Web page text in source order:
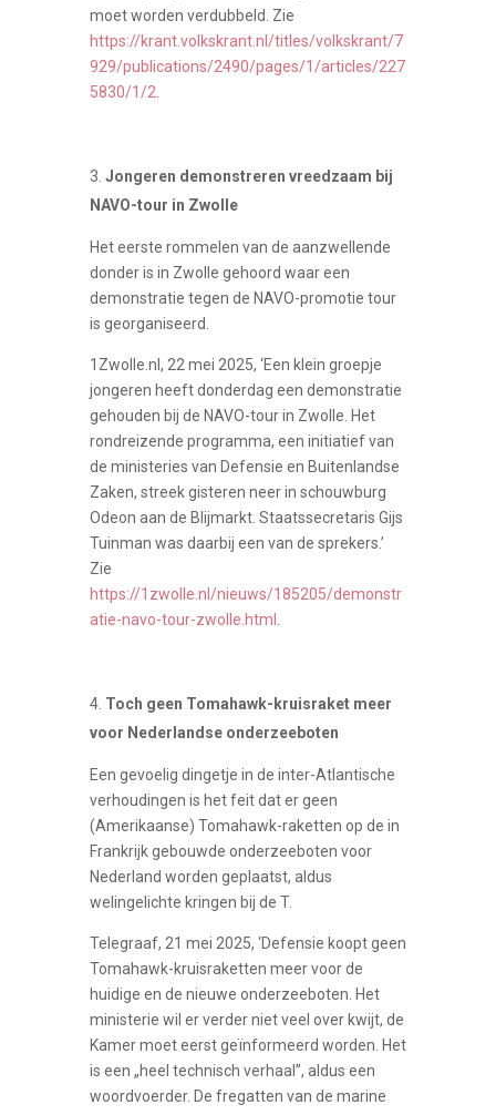
moet worden verdubbeld. Zie
https://krant.volkskrant.nl/titles/volkskrant/7
929/publications/2490/pages/1/articles/227
5830/1/2
Jongeren demonstreren vreedzaam bij
NAVO-tour in Zwolle
Het eerste rommelen van de aanzwellende
donder is in Zwolle gehoord waar een
demonstratie tegen de NAVO-promotie tour
is georganiseerd.
1Zwolle.nl, 22 mei 2025, ‘Een klein groepje
jongeren heeft donderdag een demonstratie
gehouden bij de NAVO-tour in Zwolle. Het
rondreizende programma, een initiatief van
de ministeries van Defensie en Buitenlandse
Zaken, streek gisteren neer in schouwburg
Odeon aan de Blijmarkt. Staatssecretaris Gijs
Tuinman was daarbij een van de sprekers.’
Zie
https://1zwolle.nl/nieuws/185205/demonstr
atie-navo-tour-zwolle.html
Toch geen Tomahawk-kruisraket meer
voor Nederlandse onderzeeboten
Een gevoelig dingetje in de inter-Atlantische
verhoudingen is het feit dat er geen
(Amerikaanse) Tomahawk-raketten op de in
Frankrijk gebouwde onderzeeboten voor
Nederland worden geplaatst, aldus
welingelichte kringen bij de T.
Telegraaf, 21 mei 2025, ‘Defensie koopt geen
Tomahawk-kruisraketten meer voor de
huidige en de nieuwe onderzeeboten. Het
ministerie wil er verder niet veel over kwijt, de
Kamer moet eerst geïnformeerd worden. Het
is een „heel technisch verhaal”, aldus een
woordvoerder. De fregatten van de marine